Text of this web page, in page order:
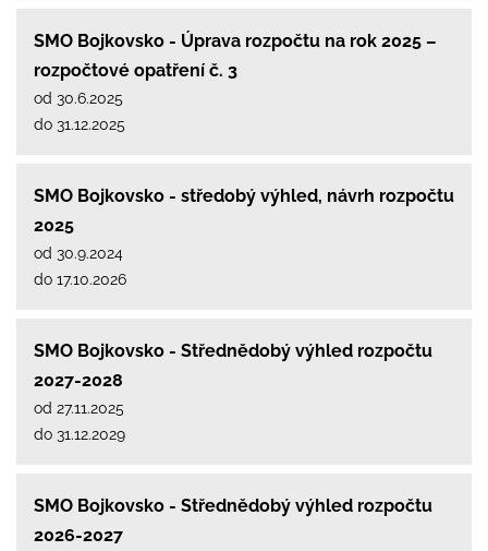
SMO Bojkovsko - Úprava rozpočtu na rok 2025 –
rozpočtové opatření č. 3
od 30.6.2025
do 31.12.2025
SMO Bojkovsko - středobý výhled, návrh rozpočtu
2025
od 30.9.2024
do 17.10.2026
SMO Bojkovsko - Střednědobý výhled rozpočtu
2027-2028
od 27.11.2025
do 31.12.2029
SMO Bojkovsko - Střednědobý výhled rozpočtu
2026-2027